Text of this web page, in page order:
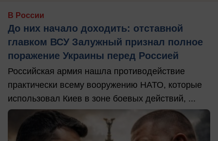
В России
До них начало доходить: отставной
главком ВСУ Залужный признал полное
поражение Украины перед Россией
Российская армия нашла противодействие
практически всему вооружению НАТО, которые
использовал Киев в зоне боевых действий, ...